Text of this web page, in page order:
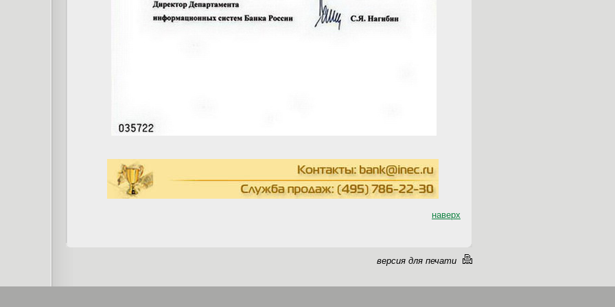
наверх
версия для печати